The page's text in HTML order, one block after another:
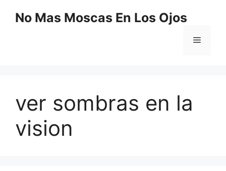
No Mas Moscas En Los Ojos
Menú
ver sombras en la
vision